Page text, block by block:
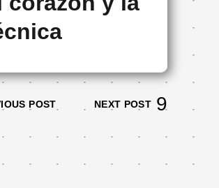
POST NEXT POST